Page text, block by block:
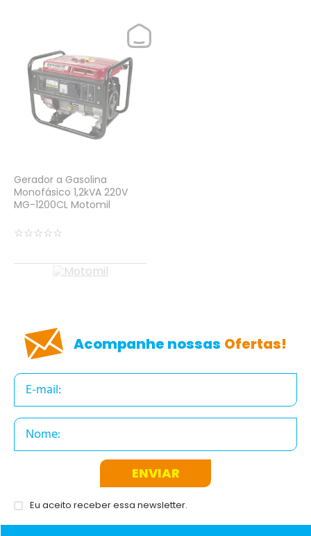
Gerador a Gasolina
Monofásico 1,2kVA 220V
MG-1200CL Motomil
☆☆☆☆☆
Acompanhe nossas Ofertas!
ENVIAR
Eu aceito receber essa newsletter.